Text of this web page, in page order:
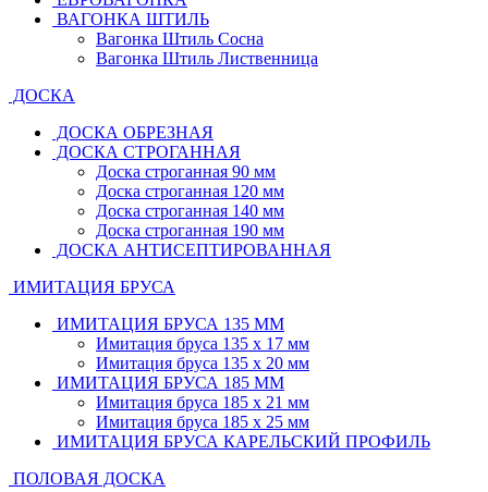
ВАГОНКА ШТИЛЬ
Вагонка Штиль Сосна
Вагонка Штиль Лиственница
ДОСКА
ДОСКА ОБРЕЗНАЯ
ДОСКА СТРОГАННАЯ
Доска строганная 90 мм
Доска строганная 120 мм
Доска строганная 140 мм
Доска строганная 190 мм
ДОСКА АНТИСЕПТИРОВАННАЯ
ИМИТАЦИЯ БРУСА
ИМИТАЦИЯ БРУСА 135 ММ
Имитация бруса 135 х 17 мм
Имитация бруса 135 х 20 мм
ИМИТАЦИЯ БРУСА 185 ММ
Имитация бруса 185 х 21 мм
Имитация бруса 185 х 25 мм
ИМИТАЦИЯ БРУСА КАРЕЛЬСКИЙ ПРОФИЛЬ
ПОЛОВАЯ ДОСКА